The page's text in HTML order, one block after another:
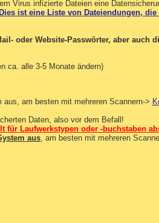
Virus infizierte Dateien eine
ist eine Liste von Dateiendungen,
oder Website-Passwörter, aber auch
ca. alle 3-5 Monate ändern)
am besten mit mehreren Scannern->
Daten, also vor dem Befall!
für Laufwerkstypen oder -buchstaben
aus , am besten mit mehreren